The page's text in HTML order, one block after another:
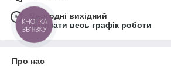
Сьогодні вихідний
Показати весь графік роботи
Про нас
КНОПКА
ЗВ'ЯЗКУ